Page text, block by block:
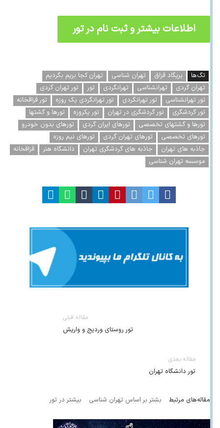
اطلاعات بیشتر و ثبت نام در تور
تگ‌ها بریگاد قزاق تهران شناسی
تهران کجا بریم بگردیم
تهران گردی
تهرانشناسی تهرانگردی تور
تور تهران گردی
تور تهرانشناسی
تور تهرانگردی تور تهرانگردی یک روزه
تور قزاقخانه
تور گردشگری
تور گردشگری در تهران تور یکروزه
تورها و گشتها
تورها و گشتهای تخصصی
تورهای ایران گردی
تورهای بدون خودرو
تورهای تخصصی
تورهای تهران گردی
تورهای نیم روزه
جاذبه های تهران
جاذبه های گردشگری تهران دانشگاه هنر
قزاقخانه
موسسه تهران شناسی
مقاله قبلی
تور روستای وردیج و واریش
مقاله بعدی
تور دانشگاه تهران
مقاله‌های مرتبط بشتر بر اساس تهران شناسی بیشتر در تور